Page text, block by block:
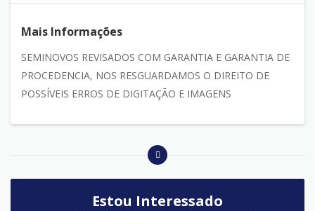
Mais Informações
SEMINOVOS REVISADOS COM GARANTIA E GARANTIA DE
PROCEDENCIA, NOS RESGUARDAMOS O DIREITO DE
POSSÍVEIS ERROS DE DIGITAÇÃO E IMAGENS
Estou Interessado